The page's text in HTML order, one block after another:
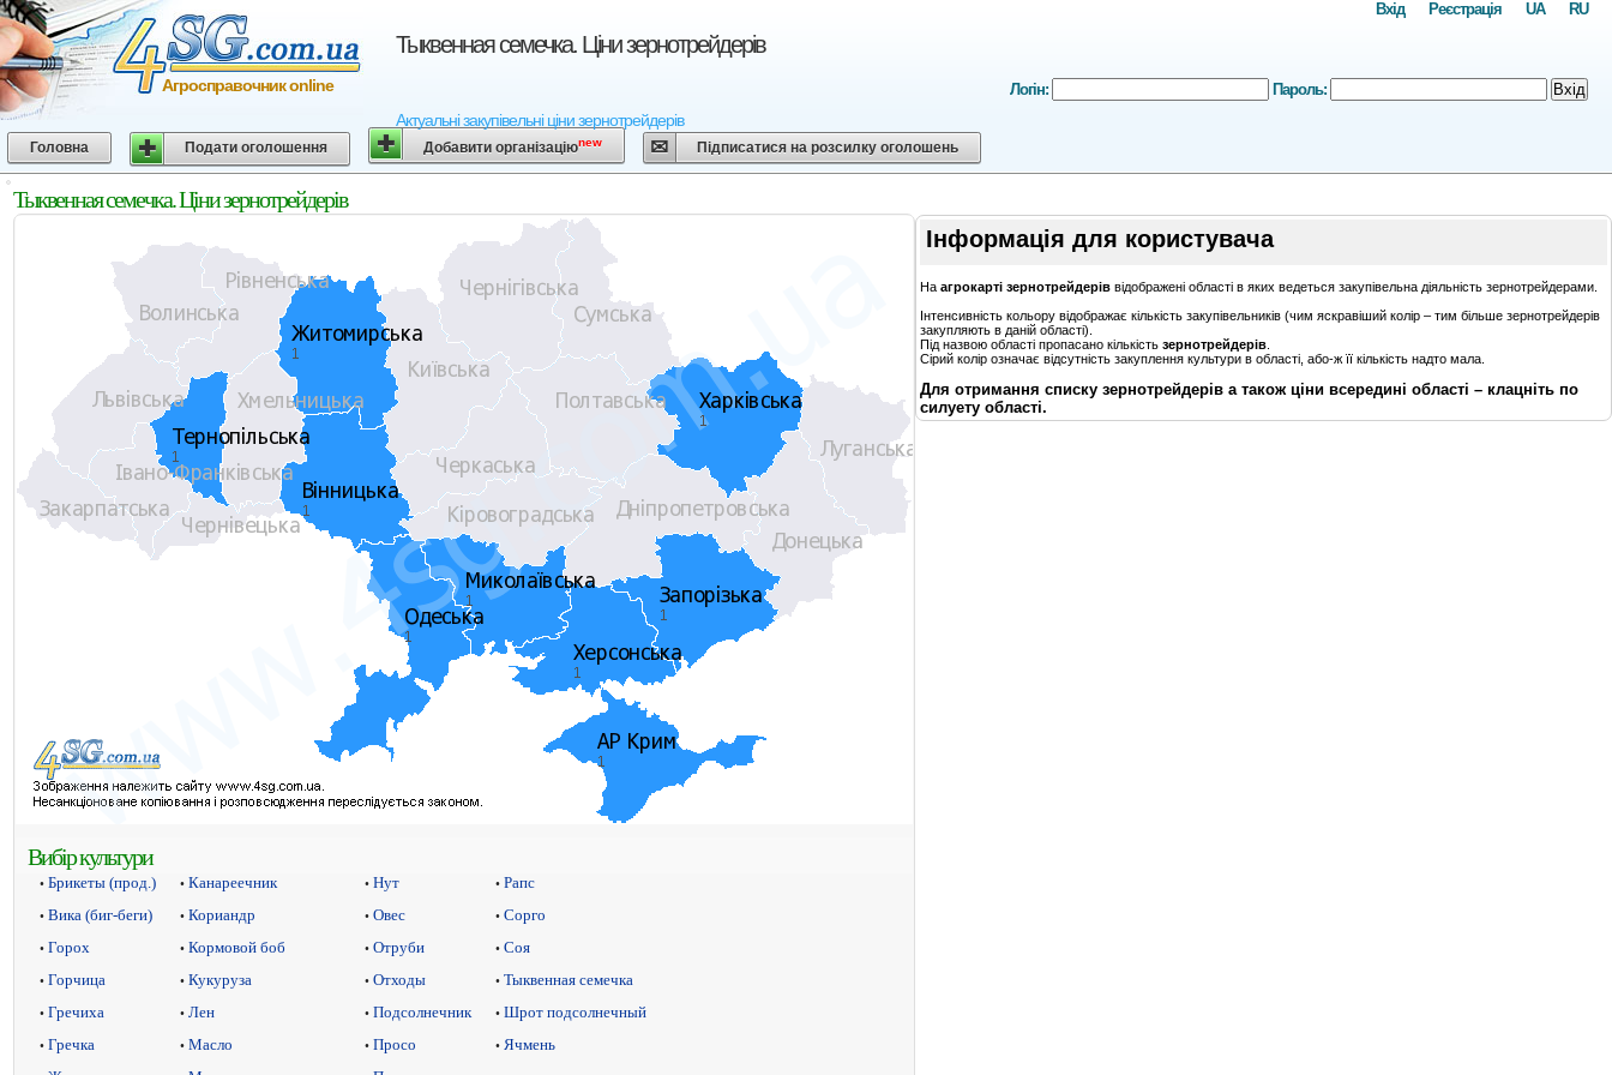
Тыквенная семечка. Ціни зернотрейдерів
Актуальні закупівельні ціни зернотрейдерів
Агросправочник online
RU
UA
Реєстрація
Вхід
Логін: Пароль: Вхід
Головна Подати оголошення Добавити організаціюnew Підписатися на розсилку оголошень
Тыквенная семечка. Ціни зернотрейдерів
Вибір культури
• Брикеты (прод.)
• Вика (биг-беги)
• Горох
• Горчица
• Гречиха
• Гречка
• Канареечник
• Кориандр
• Кормовой боб
• Кукуруза
• Лен
• Масло
• Нут
• Овес
• Отруби
• Отходы
• Подсолнечник
• Просо
• Рапс
• Сорго
• Соя
• Тыквенная семечка
• Шрот подсолнечный
• Ячмень
Інформація для користувача
На агрокарті зернотрейдерів відображені області в яких ведеться закупівельна діяльність зернотрейдерами.
Інтенсивність кольору відображає кількість закупівельників (чим яскравіший колір – тим більше зернотрейдерів
закупляють в даній області).
Під назвою області пропасано кількість зернотрейдерів
Сірий колір означає відсутність закуплення культури в області, або-ж її кількість надто мала.
Для отримання списку зернотрейдерів а також ціни всередині області – клацніть по
силуету області.